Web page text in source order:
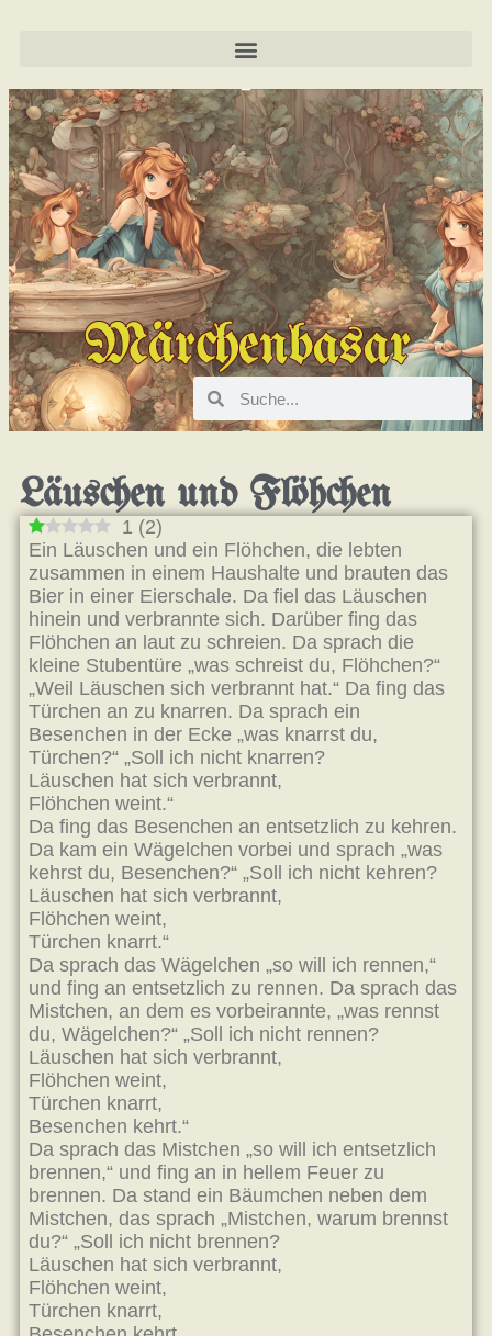
Märchenbasar
Läuschen und Flöhchen
1 (2)
Ein Läuschen und ein Flöhchen, die lebten
zusammen in einem Haushalte und brauten das
Bier in einer Eierschale. Da fiel das Läuschen
hinein und verbrannte sich. Darüber fing das
Flöhchen an laut zu schreien. Da sprach die
kleine Stubentüre „was schreist du, Flöhchen?“
„Weil Läuschen sich verbrannt hat.“ Da fing das
Türchen an zu knarren. Da sprach ein
Besenchen in der Ecke „was knarrst du,
Türchen?“ „Soll ich nicht knarren?
Läuschen hat sich verbrannt,
Flöhchen weint.“
Da fing das Besenchen an entsetzlich zu kehren.
Da kam ein Wägelchen vorbei und sprach „was
kehrst du, Besenchen?“ „Soll ich nicht kehren?
Läuschen hat sich verbrannt,
Flöhchen weint,
Türchen knarrt.“
Da sprach das Wägelchen „so will ich rennen,“
und fing an entsetzlich zu rennen. Da sprach das
Mistchen, an dem es vorbeirannte, „was rennst
du, Wägelchen?“ „Soll ich nicht rennen?
Läuschen hat sich verbrannt,
Flöhchen weint,
Türchen knarrt,
Besenchen kehrt.“
Da sprach das Mistchen „so will ich entsetzlich
brennen,“ und fing an in hellem Feuer zu
brennen. Da stand ein Bäumchen neben dem
Mistchen, das sprach „Mistchen, warum brennst
du?“ „Soll ich nicht brennen?
Läuschen hat sich verbrannt,
Flöhchen weint,
Türchen knarrt,